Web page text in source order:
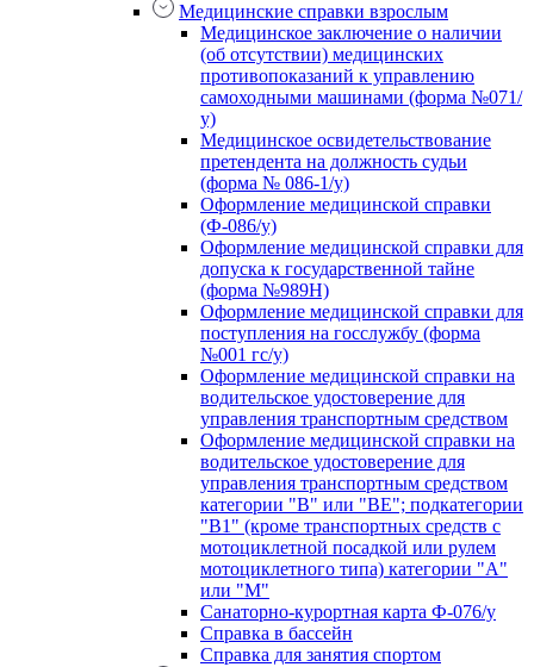
Медицинские справки взрослым
Медицинское заключение о наличии
(об отсутствии) медицинских
противопоказаний к управлению
самоходными машинами (форма №071/
у)
Медицинское освидетельствование
претендента на должность судьи
(форма № 086-1/у)
Оформление медицинской справки
(Ф-086/у)
Оформление медицинской справки для
допуска к государственной тайне
(форма №989Н)
Оформление медицинской справки для
поступления на госслужбу (форма
№001 гс/у)
Оформление медицинской справки на
водительское удостоверение для
управления транспортным средством
Оформление медицинской справки на
водительское удостоверение для
управления транспортным средством
категории "В" или "BE"; подкатегории
"В1" (кроме транспортных средств с
мотоциклетной посадкой или рулем
мотоциклетного типа) категории "А"
или "М"
Санаторно-курортная карта Ф-076/у
Справка в бассейн
Справка для занятия спортом